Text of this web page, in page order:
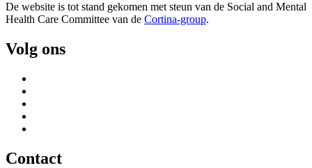
De website is tot stand gekomen met steun van de Social and Mental
Health Care Committee van de Cortina-group.
Volg ons
Contact